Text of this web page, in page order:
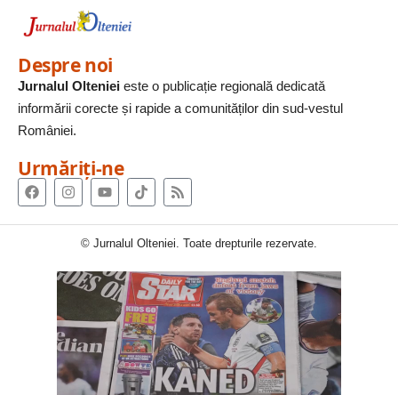
Despre noi
Jurnalul Olteniei este o publicație regională dedicată
informării corecte și rapide a comunităților din sud-vestul
României.
Urmăriți-ne
© Jurnalul Olteniei. Toate drepturile rezervate.